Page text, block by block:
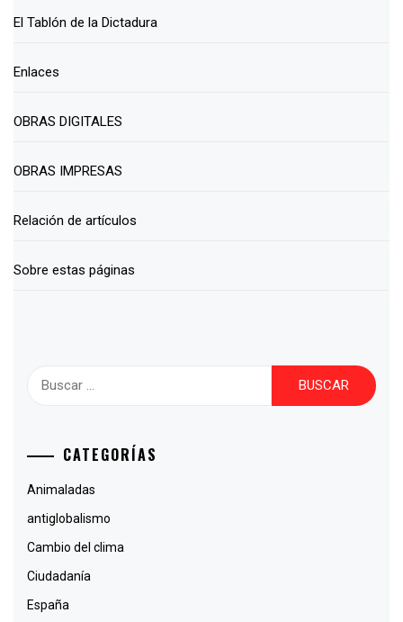
El Tablón de la Dictadura
Enlaces
OBRAS DIGITALES
OBRAS IMPRESAS
Relación de artículos
Sobre estas páginas
CATEGORÍAS
Animaladas
antiglobalismo
Cambio del clima
Ciudadanía
España